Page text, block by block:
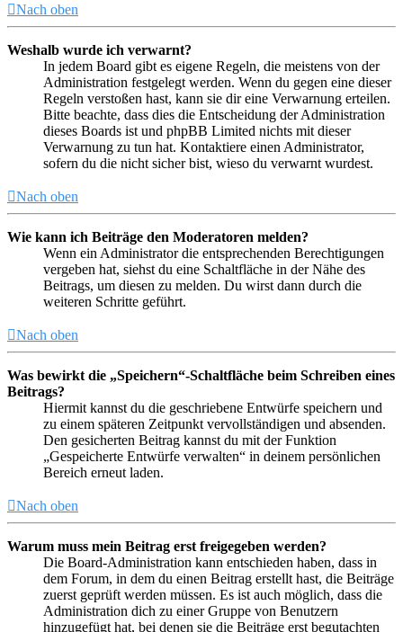
Nach oben
Weshalb wurde ich verwarnt?
In jedem Board gibt es eigene Regeln, die meistens von der
Administration festgelegt werden. Wenn du gegen eine dieser
Regeln verstoßen hast, kann sie dir eine Verwarnung erteilen.
Bitte beachte, dass dies die Entscheidung der Administration
dieses Boards ist und phpBB Limited nichts mit dieser
Verwarnung zu tun hat. Kontaktiere einen Administrator,
sofern du die nicht sicher bist, wieso du verwarnt wurdest.
Nach oben
Wie kann ich Beiträge den Moderatoren melden?
Wenn ein Administrator die entsprechenden Berechtigungen
vergeben hat, siehst du eine Schaltfläche in der Nähe des
Beitrags, um diesen zu melden. Du wirst dann durch die
weiteren Schritte geführt.
Nach oben
Was bewirkt die „Speichern“-Schaltfläche beim Schreiben eines
Beitrags?
Hiermit kannst du die geschriebene Entwürfe speichern und
zu einem späteren Zeitpunkt vervollständigen und absenden.
Den gesicherten Beitrag kannst du mit der Funktion
„Gespeicherte Entwürfe verwalten“ in deinem persönlichen
Bereich erneut laden.
Nach oben
Warum muss mein Beitrag erst freigegeben werden?
Die Board-Administration kann entschieden haben, dass in
dem Forum, in dem du einen Beitrag erstellt hast, die Beiträge
zuerst geprüft werden müssen. Es ist auch möglich, dass die
Administration dich zu einer Gruppe von Benutzern
hinzugefügt hat, bei denen sie die Beiträge erst begutachten